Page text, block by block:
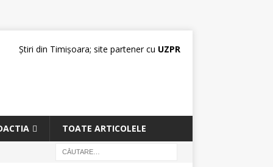
Știri din Timișoara; site partener cu UZPR
TOATE ARTICOLELE